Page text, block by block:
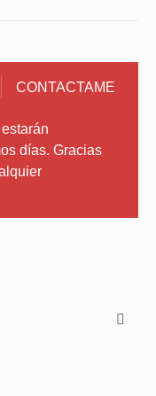
CONTACTAME
días. Gracias